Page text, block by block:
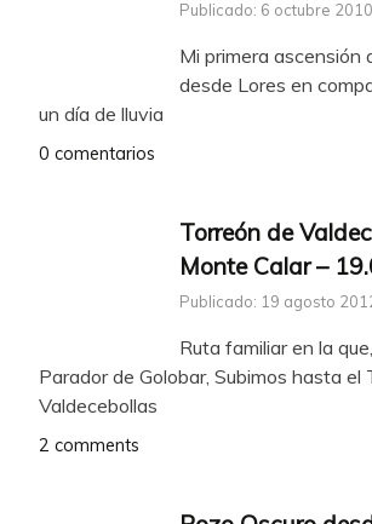
Publicado: 6 octubre 2010
Mi primera ascensión
desde Lores en
un día de lluvia
0 comentarios
Torreón de
Monte Calar –
Publicado: 19 agosto
Ruta familiar en la
Parador de Golobar, Subimos hasta el
Valdecebollas
2 comments